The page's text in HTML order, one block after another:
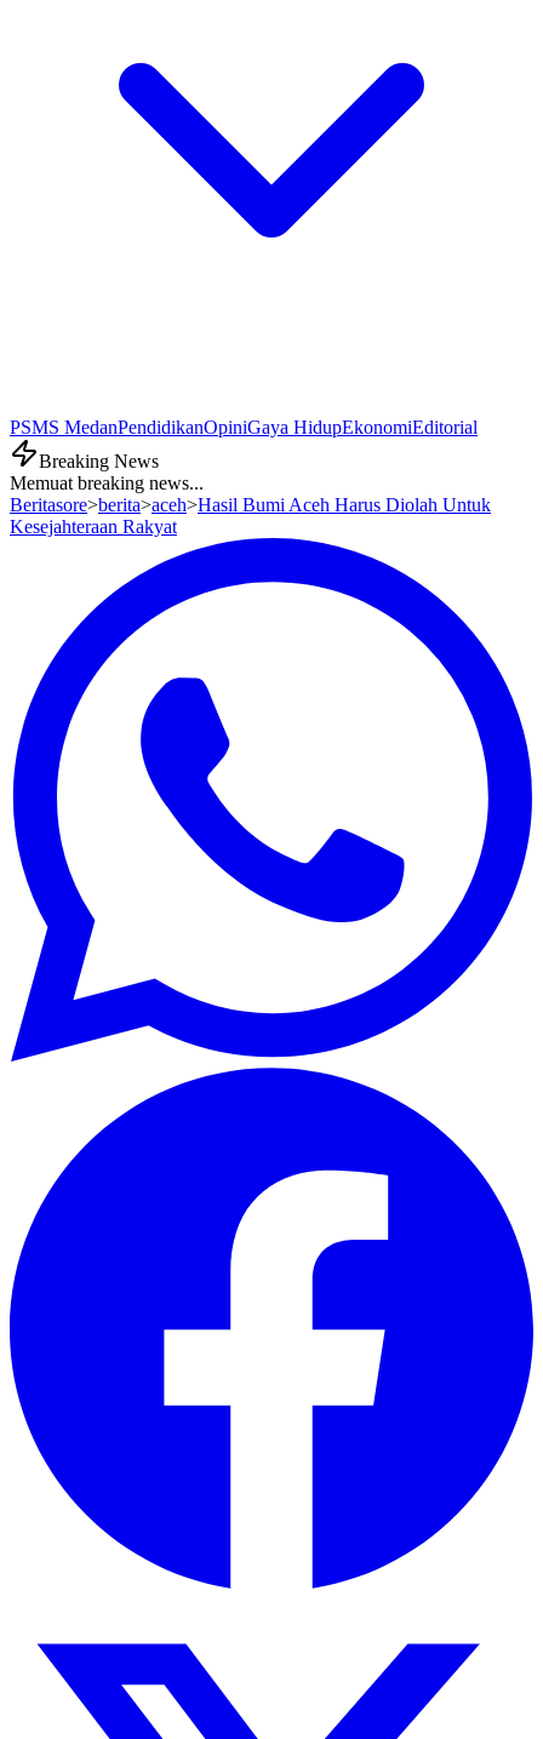
PSMS MedanPendidikanOpiniGaya HidupEkonomiEditorial
Breaking News
Memuat breaking news...
Beritasore>berita>aceh>Hasil Bumi Aceh Harus Diolah Untuk
Kesejahteraan Rakyat